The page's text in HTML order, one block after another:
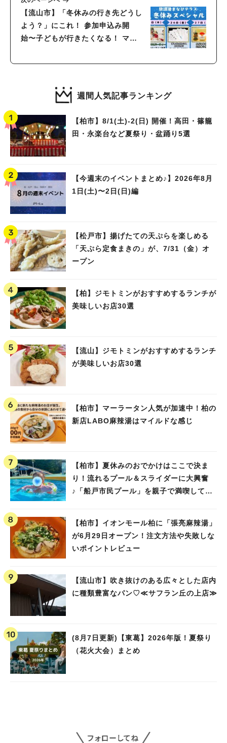
【流山市】「冬休みの行き先どうし
よう？」にこれ！ 参加申込み開
始〜子どもが行きたくなる！ ママ
催！
週間人気記事ランキング
【柏市】8/1(土)‐2(日) 開催！高田・篠籠
田・永楽台など夏祭り・盆踊り5選
【今週末のイベントまとめ♪】2026年8月
1日(土)〜2日(日)編
【松戸市】揚げたての天ぷらを楽しめる
「天ぷら定食まきの」が、7/31（金）オ
ープン
【柏】ジモトミンがおすすめするランチが
美味しいお店30選
【流山】ジモトミンがおすすめするランチ
が美味しいお店30選
【柏市】マーラータン人気が加速中！柏の
新店LABO麻辣湯はマイルドな感じ
【柏市】夏休みのおでかけはここで決ま
り！流れるプール＆スライダーに大興奮
♪「船戸市民プール」を親子で満喫してき
【柏市】イオンモール柏に「張亮麻辣湯」
が6月29日オープン！注文方法や失敗しな
いポイントレビュー
【流山市】吹き抜けのある広々とした店内
に種類豊富なパン♡≪サフラン丘の上店≫
(8月7日更新)【東葛】2026年版！夏祭り
（花火大会）まとめ